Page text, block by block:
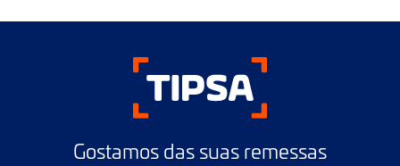
Gostamos das suas remessas